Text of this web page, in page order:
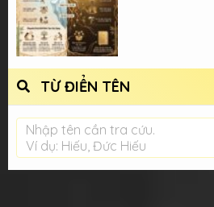
TỪ ĐIỂN TÊN
Nhập tên cần tra cứu.
Ví dụ: Hiếu, Đức Hiếu